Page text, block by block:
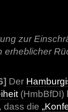
zur
erheblicher
Der
(HmbBfDI)
dass die